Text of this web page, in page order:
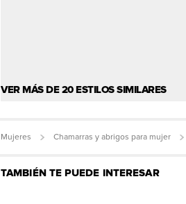
VER MÁS DE 20 ESTILOS SIMILARES
Mujeres Chamarras y abrigos para mujer
TAMBIÉN TE PUEDE INTERESAR